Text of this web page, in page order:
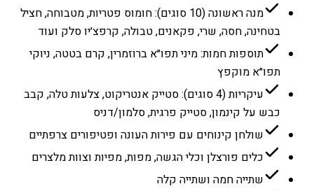
מנה ראשונה (10 סוגים): חומוס פטריות, מטבוחה, חציל
בטחינה, חסה, שרי, פקאנים, טבולה, קרפצ׳יו סלק ועוד
תוספות חמות: מיני תפו״א ברוזמרין, קרם בטטה, ניוקי
תפו״א מוקפץ
עיקריות (4 סוגים): סטייק אנטריקוט, צלעות טלה, קבב
כבש על קינמון, סטייק פרגית, סלמון/דניס
שולחן קינוחים עם פירות העונה ופטיפורים צרפתיים
כלים פורצלן וכלי הגשה, מפות, מפיות וצוות מלצרים
שתייה חמה ושתייה קלה